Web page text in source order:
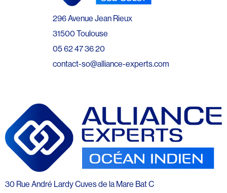
296 Avenue Jean Rieux
31500 Toulouse
05 62 47 36 20
contact-so@alliance-experts.com
30 Rue André Lardy Cuves de la Mare Bat C